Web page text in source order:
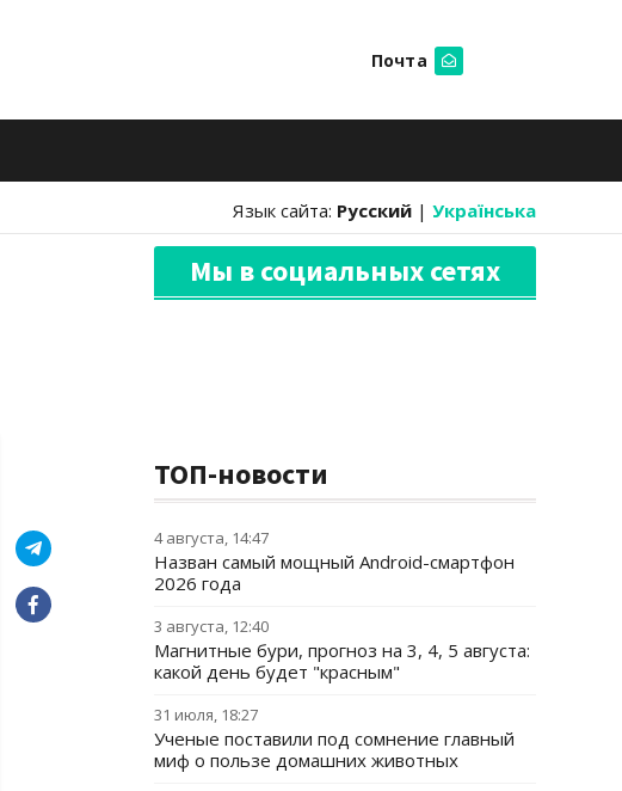
Почта
Язык сайта: Русский | Українська
Мы в социальных сетях
ТОП-новости
4 августа, 14:47
Назван самый мощный Android-смартфон
2026 года
3 августа, 12:40
Магнитные бури, прогноз на 3, 4, 5 августа:
какой день будет "красным"
31 июля, 18:27
Ученые поставили под сомнение главный
миф о пользе домашних животных